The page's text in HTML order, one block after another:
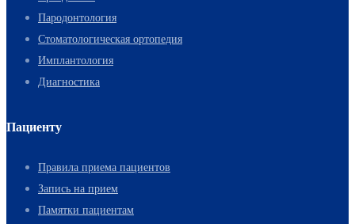
Пародонтология
Стоматологическая ортопедия
Имплантология
Диагностика
Пациенту
Правила приема пациентов
Запись на прием
Памятки пациентам